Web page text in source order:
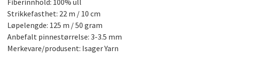
Fiberinnhold: 100% ull
Strikkefasthet: 22 m / 10 cm
Løpelengde: 125 m / 50 gram
Anbefalt pinnestørrelse: 3-3.5 mm
Merkevare/produsent: Isager Yarn